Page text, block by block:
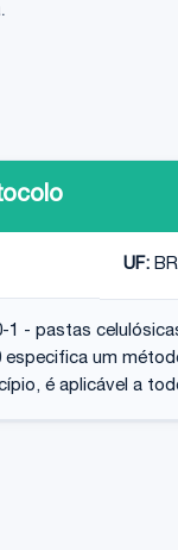
UF: BR
1 - pastas
especifica um
é aplicável a